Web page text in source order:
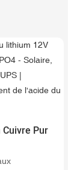
Cuivre Pur